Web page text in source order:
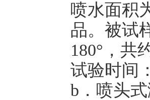
喷水面积
品。被试
180°，共
试验时间
b．喷头